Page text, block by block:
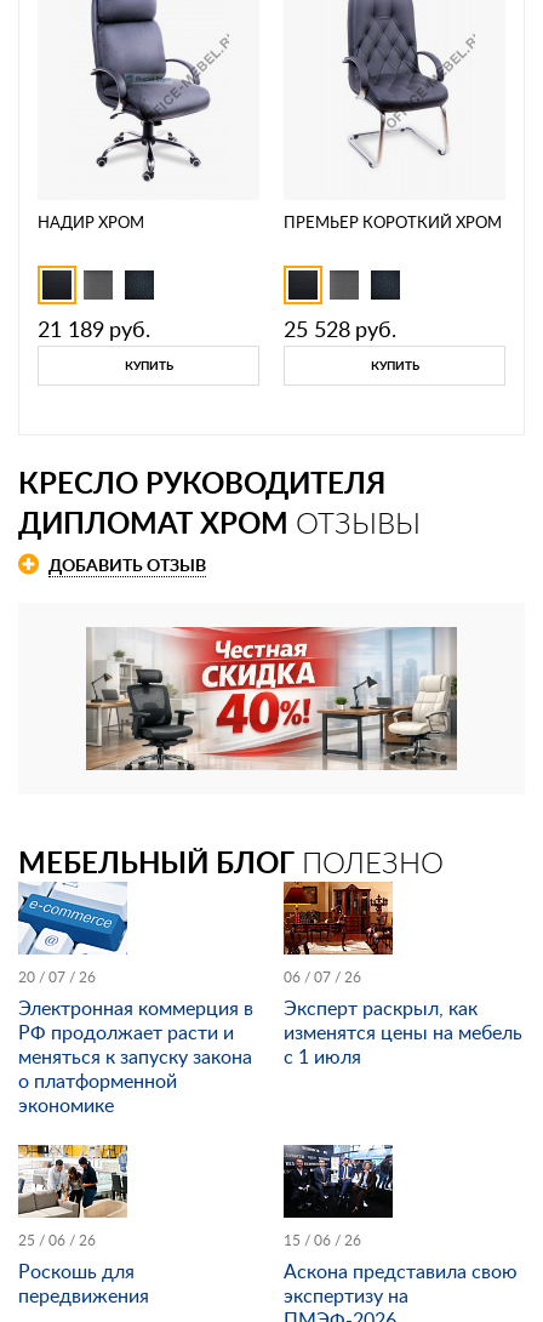
НАДИР ХРОМ
21 189 руб.
КУПИТЬ
ПРЕМЬЕР КОРОТКИЙ ХРОМ
25 528 руб.
КУПИТЬ
КРЕСЛО РУКОВОДИТЕЛЯ
ДИПЛОМАТ ХРОМ ОТЗЫВЫ
ДОБАВИТЬ ОТЗЫВ
МЕБЕЛЬНЫЙ БЛОГ ПОЛЕЗНО
20 / 07 / 26
Электронная коммерция в
РФ продолжает расти и
меняться к запуску закона
о платформенной
экономике
06 / 07 / 26
Эксперт раскрыл, как
изменятся цены на мебель
с 1 июля
25 / 06 / 26
Роскошь для
передвижения
15 / 06 / 26
Аскона представила свою
экспертизу на